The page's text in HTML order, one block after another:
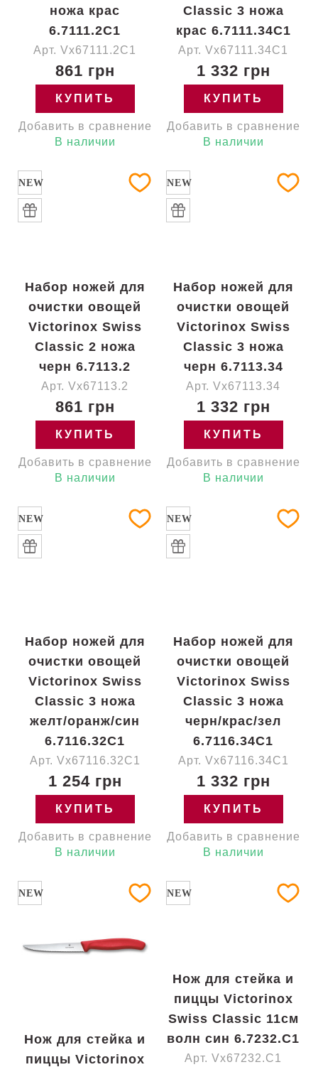
ножа крас
6.7111.2C1
Арт. Vx67111.2C1
861 грн
КУПИТЬ
Добавить в сравнение
В наличии
Classic 3 ножа
крас 6.7111.34C1
Арт. Vx67111.34C1
1 332 грн
КУПИТЬ
Добавить в сравнение
В наличии
NEW
Набор ножей для
очистки овощей
Victorinox Swiss
Classic 2 ножа
черн 6.7113.2
Арт. Vx67113.2
861 грн
КУПИТЬ
Добавить в сравнение
В наличии
NEW
Набор ножей для
очистки овощей
Victorinox Swiss
Classic 3 ножа
черн 6.7113.34
Арт. Vx67113.34
1 332 грн
КУПИТЬ
Добавить в сравнение
В наличии
NEW
Набор ножей для
очистки овощей
Victorinox Swiss
Classic 3 ножа
желт/оранж/син
6.7116.32C1
Арт. Vx67116.32C1
1 254 грн
КУПИТЬ
Добавить в сравнение
В наличии
NEW
Набор ножей для
очистки овощей
Victorinox Swiss
Classic 3 ножа
черн/крас/зел
6.7116.34C1
Арт. Vx67116.34C1
1 332 грн
КУПИТЬ
Добавить в сравнение
В наличии
NEW
Нож для стейка и
пиццы Victorinox
NEW
Нож для стейка и
пиццы Victorinox
Swiss Classic 11см
волн син 6.7232.C1
Арт. Vx67232.C1